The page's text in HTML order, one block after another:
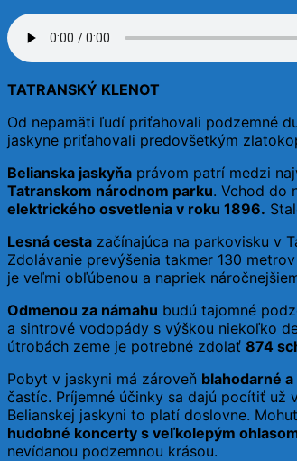
TATRANSKÝ KLENOT
Od nepamäti ľudí priťahovali podzemné
jaskyne priťahovali predovšetkým
Belianska jaskyňa právom patrí medzi
Tatranskom národnom parku. Vchod do
elektrického osvetlenia v roku 1896.
Lesná cesta začínajúca na parkovisku v
Zdolávanie prevýšenia takmer 130
je veľmi obľúbenou a napriek
Odmenou za námahu budú tajomné
a sintrové vodopády s výškou niekoľko
útrobách zeme je potrebné zdolať 874
Pobyt v jaskyni má zároveň blahodarné
častíc. Príjemné účinky sa dajú pocítiť už
Belianskej jaskyni to platí doslovne.
hudobné koncerty s veľkolepým
nevídanou podzemnou krásou.